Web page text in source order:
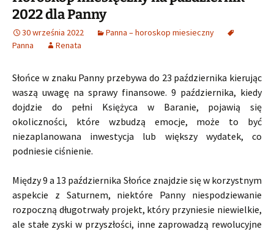
2022 dla Panny
30 września 2022
Panna – horoskop miesieczny
Panna
Renata
Słońce w znaku Panny przebywa do 23 października kierując
waszą uwagę na sprawy finansowe. 9 października, kiedy
dojdzie do pełni Księżyca w Baranie, pojawią się
okoliczności, które wzbudzą emocje, może to być
niezaplanowana inwestycja lub większy wydatek, co
podniesie ciśnienie.
Między 9 a 13 października Słońce znajdzie się w korzystnym
aspekcie z Saturnem, niektóre Panny niespodziewanie
rozpoczną długotrwały projekt, który przyniesie niewielkie,
ale stałe zyski w przyszłości, inne zaprowadzą rewolucyjne